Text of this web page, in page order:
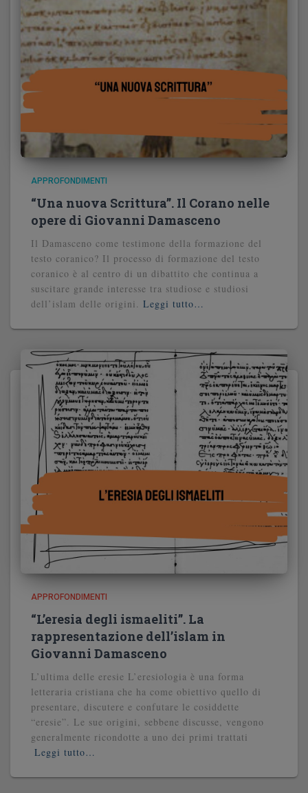
APPROFONDIMENTI
“Una nuova Scrittura”. Il Corano nelle
opere di Giovanni Damasceno
Il Damasceno come testimone della formazione del
testo coranico? Il processo di formazione del testo
coranico è al centro di un dibattito che continua a
suscitare grande interesse tra studiose e studiosi
dell’islam delle origini. Leggi tutto…
APPROFONDIMENTI
“L’eresia degli ismaeliti”. La
rappresentazione dell’islam in
Giovanni Damasceno
L’ultima delle eresie L’eresiologia è una forma
letteraria cristiana che ha come obiettivo quello di
presentare, discutere e confutare le cosiddette
“eresie”. Le sue origini, sebbene discusse, vengono
generalmente ricondotte a uno dei primi trattati
Leggi tutto…